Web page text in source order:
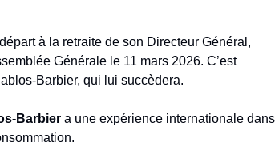
à la retraite de son Directeur Général,
Générale le 11 mars 2026. C’est
Barbier, qui lui succèdera.
Barbier a une expérience internationale dans